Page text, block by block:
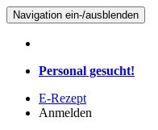
Navigation ein-/ausblenden
Personal gesucht!
E-Rezept
Anmelden